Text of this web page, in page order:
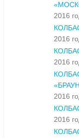
2016
2016
2016
2016
2016